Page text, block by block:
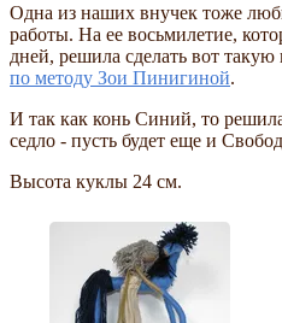
Одна из наших внучек тоже
работы. На ее восьмилетие,
дней, решила сделать вот
по методу Зои Пинигиной.
И так как конь Синий, то
седло - пусть будет еще и
Высота куклы 24 см.